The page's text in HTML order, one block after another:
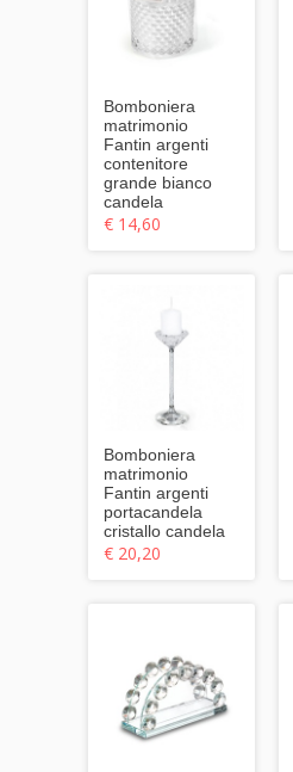
Bomboniera
matrimonio
Fantin argenti
contenitore
grande bianco
candela
€ 14,60
Bomboniera
matrimonio
Fantin argenti
portacandela
cristallo candela
€ 20,20